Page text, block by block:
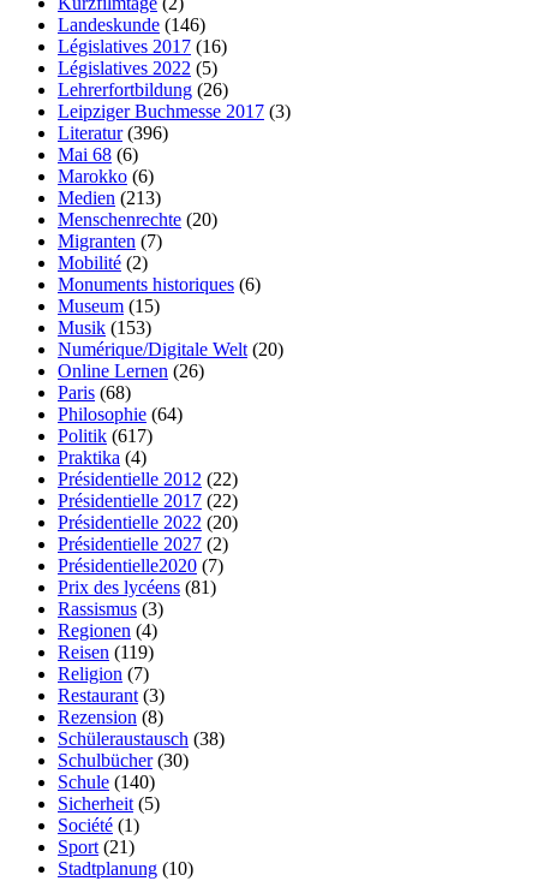
Landeskunde (146)
Législatives 2017 (16)
Législatives 2022 (5)
Lehrerfortbildung (26)
Leipziger Buchmesse 2017 (3)
Literatur(396)
Mai 68 (6)
Marokko (6)
Medien (213)
Menschenrechte (20)
Migranten (7)
Mobilité (2)
Monuments historiques (6)
Museum (15)
Musik (153)
Numérique/Digitale Welt(20)
Online Lernen (26)
Paris (68)
Philosophie (64)
Politik (617)
Praktika (4)
Présidentielle 2012 (22)
Présidentielle 2017 (22)
Présidentielle 2022 (20)
Présidentielle 2027 (2)
Présidentielle2020 (7)
Prix des lycéens (81)
Rassismus (3)
Regionen (4)
Reisen (119)
Religion (7)
Restaurant(3)
Rezension (8)
Schüleraustausch (38)
Schulbücher(30)
Schule (140)
Sicherheit(5)
Société (1)
Sport(21)
Stadtplanung (10)